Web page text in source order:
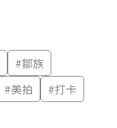
#鄒族
#美拍 #打卡